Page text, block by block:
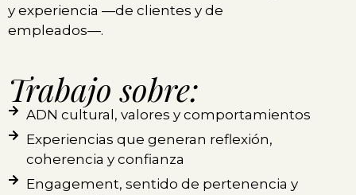
y experiencia —de clientes y de
empleados—.
Trabajo sobre:
ADN cultural, valores y comportamientos
Experiencias que generan reflexión,
coherencia y confianza
Engagement, sentido de pertenencia y